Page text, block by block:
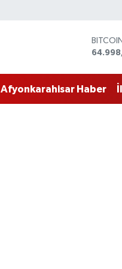
DOLAR
Afyonkarahisar Haber